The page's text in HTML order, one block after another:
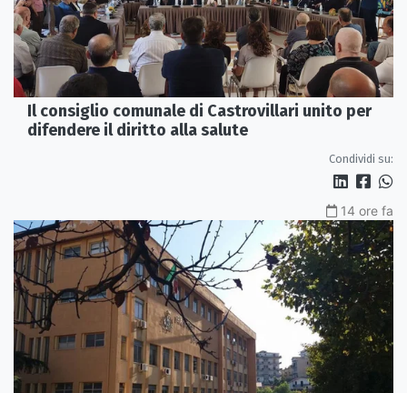
Il consiglio comunale di Castrovillari unito per
difendere il diritto alla salute
Condividi su:
14 ore fa